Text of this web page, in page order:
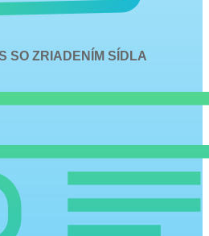
SO ZRIADENÍM SÍDLA